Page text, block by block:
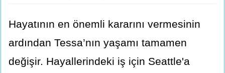
Hayatının en önemli kararını vermesinin
ardından Tessa’nın yaşamı tamamen
değişir. Hayallerindeki iş için Seattle'a